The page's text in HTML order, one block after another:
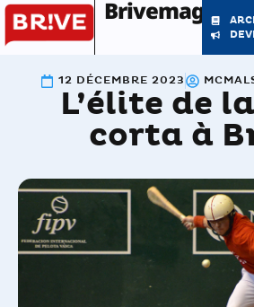
Brivemag'
12 DÉCEMBRE 2023
L’élite de
corta à